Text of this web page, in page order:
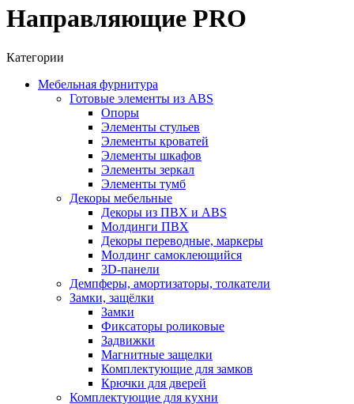
Направляющие PRO
Категории
Мебельная фурнитура
Готовые элементы из ABS
Опоры
Элементы стульев
Элементы кроватей
Элементы шкафов
Элементы зеркал
Элементы тумб
Декоры мебельные
Декоры из ПВХ и ABS
Молдинги ПВХ
Декоры переводные, маркеры
Молдинг самоклеющийся
3D-панели
Демпферы, амортизаторы, толкатели
Замки, защёлки
Замки
Фиксаторы роликовые
Задвижки
Магнитные защелки
Комплектующие для замков
Крючки для дверей
Комплектующие для кухни